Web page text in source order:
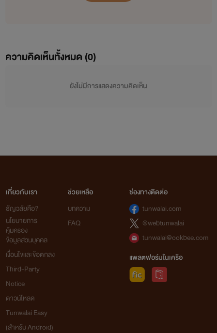
ความคิดเห็นทั้งหมด (0)
ยังไม่มีการแสดงความคิดเห็น
เกี่ยวกับเรา
ธัญวลัยคือ?
นโยบายการ
คุ้มครอง
ข้อมูลส่วนบุคคล
เงื่อนไขและข้อตกลง
Third-Party
Notice
ดาวน์โหลด
Tunwalai Easy
(สำหรับ Android)
ช่วยเหลือ
บทความ
FAQ
ช่องทางติดต่อ
tunwalai.com
@webtunwalai
tunwalai@ookbee.com
แพลตฟอร์มในเครือ